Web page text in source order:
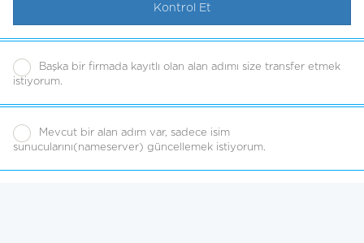
Kontrol Et
Başka bir firmada kayıtlı olan alan adımı size transfer etmek
istiyorum.
Mevcut bir alan adım var, sadece isim
sunucularını(nameserver) güncellemek istiyorum.